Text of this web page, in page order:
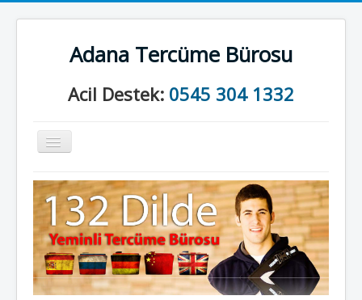
Adana Tercüme Bürosu
Acil Destek: 0545 304 1332
Gezinme
geçişini
Anasayfa
Kurumsal
Neler Yapıyoruz?
İletişim